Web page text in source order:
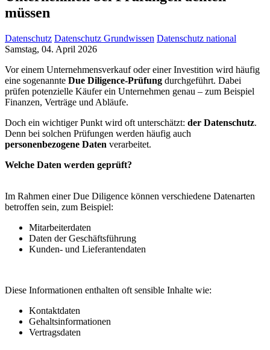
müssen
Datenschutz Datenschutz Grundwissen Datenschutz national
Samstag, 04. April 2026
Vor einem Unternehmensverkauf oder einer Investition wird häufig
eine sogenannte Due Diligence-Prüfung durchgeführt. Dabei
prüfen potenzielle Käufer ein Unternehmen genau – zum Beispiel
Finanzen, Verträge und Abläufe.
Doch ein wichtiger Punkt wird oft unterschätzt: der Datenschutz.
Denn bei solchen Prüfungen werden häufig auch
personenbezogene Daten verarbeitet.
Welche Daten werden geprüft?
Im Rahmen einer Due Diligence können verschiedene Datenarten
betroffen sein, zum Beispiel:
Mitarbeiterdaten
Daten der Geschäftsführung
Kunden- und Lieferantendaten
Diese Informationen enthalten oft sensible Inhalte wie:
Kontaktdaten
Gehaltsinformationen
Vertragsdaten